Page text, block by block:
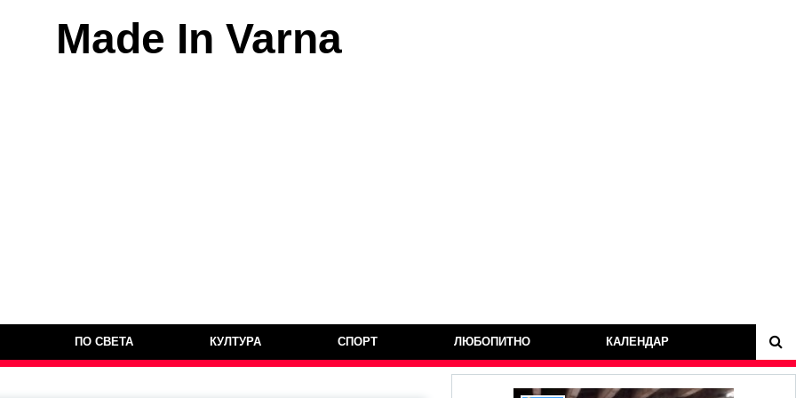
Made In Varna
ПО СВЕТА КУЛТУРА СПОРТ ЛЮБОПИТНО КАЛЕНДАР